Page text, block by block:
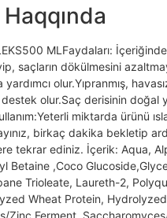
MLFaydaları:
saçların dökülmesini
yardımcı olur.Yıpranmış,
destek olur.Saç derisinin doğal
miktarda ürünü
birkaç dakika bekletip
tekrar ediniz. İçerik: Aqua,
Betaine ,Coco
Trioleate, Laureth-2,
Wheat Protein,
Zinc Ferment,